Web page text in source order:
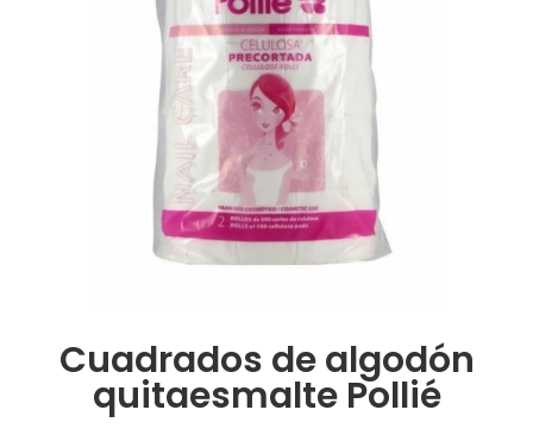
Cuadrados de algodón
quitaesmalte Pollié